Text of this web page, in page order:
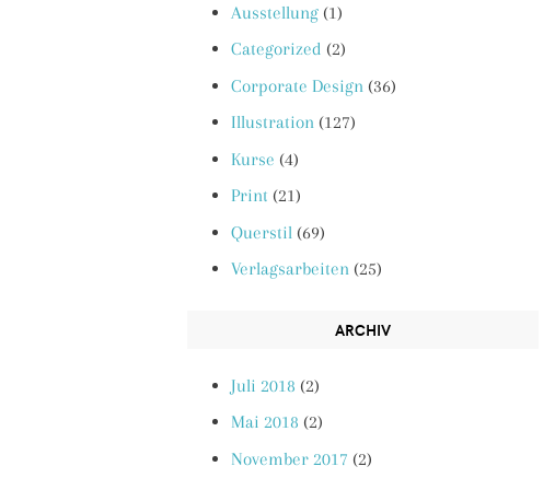
Ausstellung (1)
Categorized (2)
Corporate Design (36)
Illustration (127)
Kurse (4)
Print (21)
Querstil (69)
Verlagsarbeiten (25)
ARCHIV
Juli 2018 (2)
Mai 2018 (2)
November 2017 (2)